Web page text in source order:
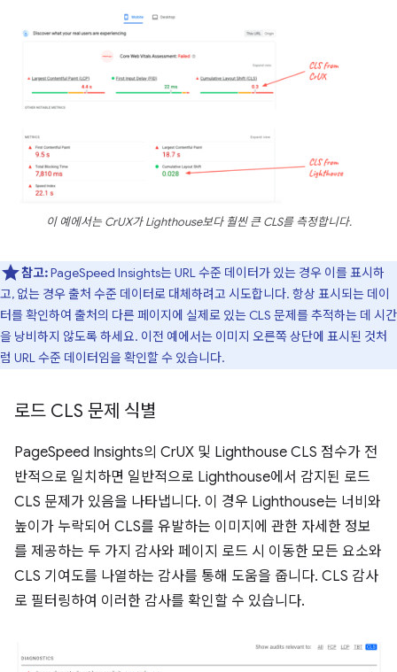
이 예에서는 CrUX가 Lighthouse보다 훨씬 큰 CLS를 측정합니다.
참고:PageSpeed Insights는 URL 수준 데이터가 있는 경우 이를 표시하
고, 없는 경우 출처 수준 데이터로 대체하려고 시도합니다. 항상 표시되는 데이
터를 확인하여 출처의 다른 페이지에 실제로 있는 CLS 문제를 추적하는 데 시간
을 낭비하지 않도록 하세요. 이전 예에서는 이미지 오른쪽 상단에 표시된 것처
럼 URL 수준 데이터임을 확인할 수 있습니다.
로드 CLS 문제 식별
PageSpeed Insights의 CrUX 및 Lighthouse CLS 점수가 전
반적으로 일치하면 일반적으로 Lighthouse에서 감지된 로드
CLS 문제가 있음을 나타냅니다. 이 경우 Lighthouse는 너비와
높이가 누락되어 CLS를 유발하는 이미지에 관한 자세한 정보
를 제공하는 두 가지 감사와 페이지 로드 시 이동한 모든 요소와
CLS 기여도를 나열하는 감사를 통해 도움을 줍니다. CLS 감사
로 필터링하여 이러한 감사를 확인할 수 있습니다.